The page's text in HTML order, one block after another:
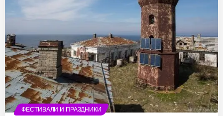
ФЕСТИВАЛИ И ПРАЗДНИКИ